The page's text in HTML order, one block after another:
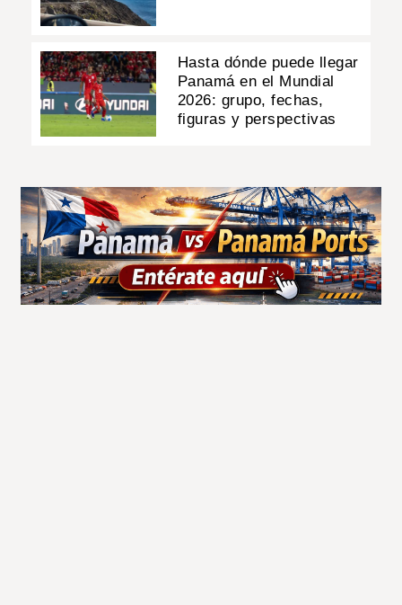
Hasta dónde puede llegar
Panamá en el Mundial
2026: grupo, fechas,
figuras y perspectivas